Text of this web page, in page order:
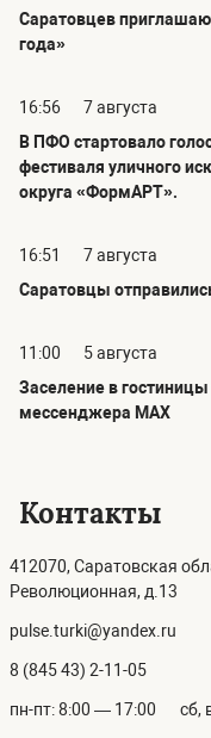
Саратовцев
года»
16:56
7 августа
В ПФО стартовало
фестиваля уличного
округа «ФормАРТ».
16:51
7 августа
Саратовцы
11:00
5 августа
Заселение в
мессенджера MAX
Контакты
412070, Саратовская
Революционная, д.13
pulse.turki@yandex.ru
8 (845 43) 2-11-05
пн-пт: 8:00 — 17:00 сб,